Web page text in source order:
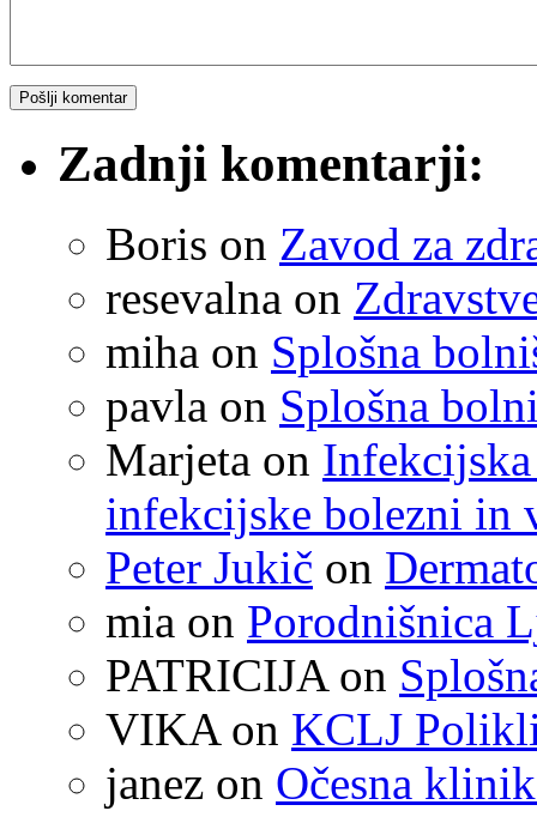
Zadnji komentarji:
Boris on Zavod za
resevalna on
miha on Splošna
pavla on Splošna
Marjeta on
infekcijske bolezni in
Peter Jukič on
mia on Porodnišnica
PATRICIJAon
VIKAon KCLJ
janez on Očesna